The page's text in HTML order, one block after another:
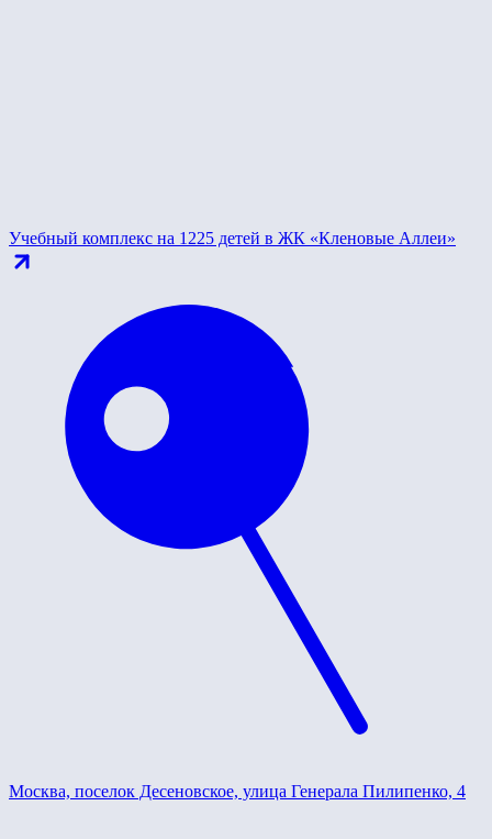
Учебный комплекс на 1225 детей в ЖК «Кленовые Аллеи»
Москва, поселок Десеновское, улица Генерала Пилипенко, 4